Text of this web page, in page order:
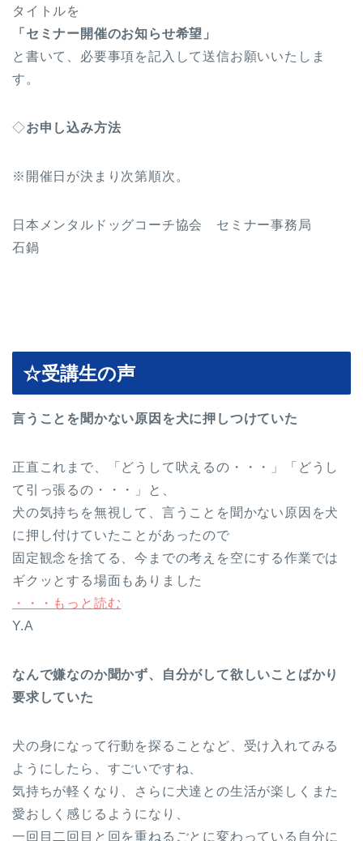
タイトルを
「セミナー開催のお知らせ希望」
と書いて、必要事項を記入して送信お願いいたしま
す。
◇お申し込み方法
※開催日が決まり次第順次。
日本メンタルドッグコーチ協会 セミナー事務局
石鍋
☆受講生の声
言うことを聞かない原因を犬に押しつけていた
正直これまで、「どうして吠えるの・・・」「どうし
て引っ張るの・・・」と、
犬の気持ちを無視して、言うことを聞かない原因を犬
に押し付けていたことがあったので
固定観念を捨てる、今までの考えを空にする作業では
ギクッとする場面もありました
・・・もっと読む
Y.A
なんで嫌なのか聞かず、自分がして欲しいことばかり
要求していた
犬の身になって行動を探ることなど、受け入れてみる
ようにしたら、すごいですね、
気持ちが軽くなり、さらに犬達との生活が楽しくまた
愛おしく感じるようになり、
一回目二回目と回を重ねるごとに変わっている自分に